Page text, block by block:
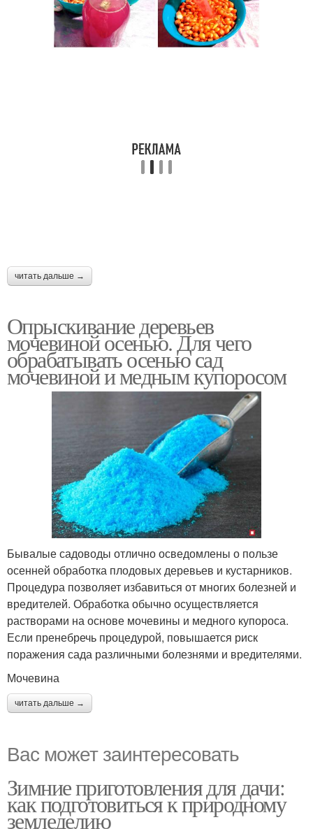
читать дальше →
Опрыскивание деревьев
мочевиной осенью. Для чего
обрабатывать осенью сад
мочевиной и медным купоросом
Бывалые садоводы отлично осведомлены о пользе
осенней обработка плодовых деревьев и кустарников.
Процедура позволяет избавиться от многих болезней и
вредителей. Обработка обычно осуществляется
растворами на основе мочевины и медного купороса.
Если пренебречь процедурой, повышается риск
поражения сада различными болезнями и вредителями.
Мочевина
читать дальше →
Вас может заинтересовать
Зимние приготовления для дачи:
как подготовиться к природному
земледелию